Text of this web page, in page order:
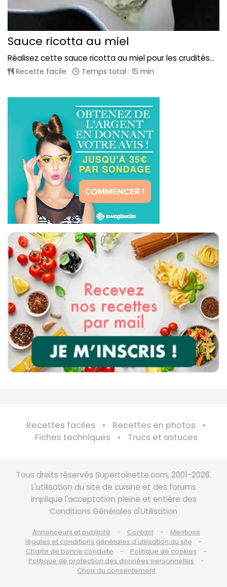
Sauce ricotta au miel
Réalisez cette sauce ricotta au miel pour les crudités...
Recette facile Temps total : 15 min
Recettes faciles
Recettes en photos
Fiches techniques
Trucs et astuces
Tous droits réservés Supertoinette.com, 2001-2026.
L'utilisation du site de cuisine et des forums
implique l'acceptation pleine et entière des
Conditions Générales d'Utilisation
Annonceurs et publicité Contact
Mentions
légales et conditions générales d'utilisation du site
Charte de bonne conduite
Politique de cookies
Politique de protection des données personnelles
Choix du consentement